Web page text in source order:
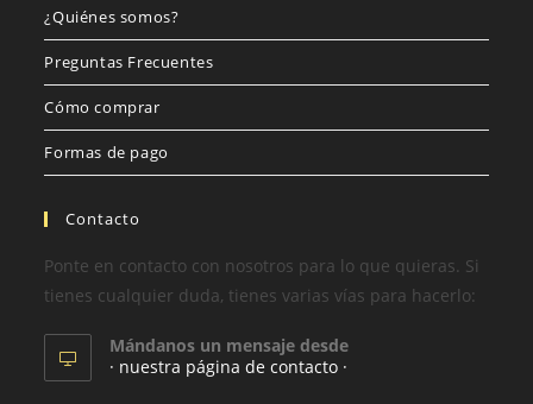
¿Quiénes somos?
Preguntas Frecuentes
Cómo comprar
Formas de pago
Contacto
Ponte en contacto con nosotros para lo que quieras. Si
tienes cualquier duda, tienes varias vías para hacerlo:
Mándanos un mensaje desde
· nuestra página de contacto ·